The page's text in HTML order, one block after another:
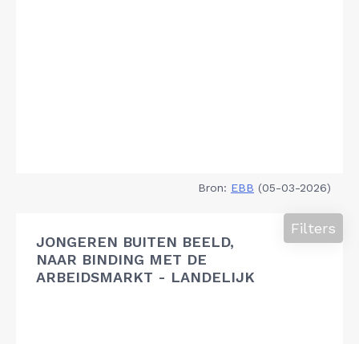
Bron: EBB (05-03-2026)
JONGEREN BUITEN BEELD,
NAAR BINDING MET DE
ARBEIDSMARKT - LANDELIJK
Filters